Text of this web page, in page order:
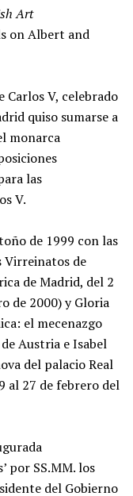
Art
on Albert and
V, celebrado
quiso sumarse a
monarca
las
V.
de 1999 con las
Virreinatos de
de Madrid, del 2
de 2000) y Gloria
el mecenazgo
Austria e Isabel
del palacio Real
al 27 de febrero del
por SS.MM. los
del Gobierno